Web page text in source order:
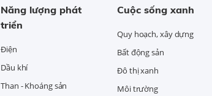
Năng lượng phát
triển
Điện
Dầu khí
Than - Khoáng sản
Cuộc sống xanh
Quy hoạch, xây dựng
Bất động sản
Đô thị xanh
Môi trường